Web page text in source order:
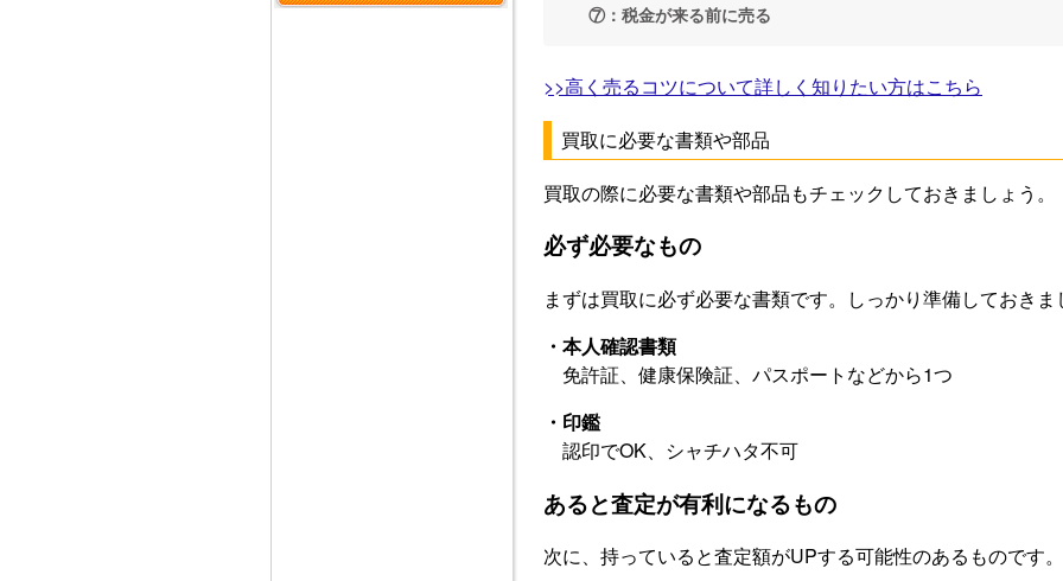
⑦：税金が来る前に売る
>>高く売るコツについて詳しく知りたい方はこちら
買取に必要な書類や部品
買取の際に必要な書類や部品もチェックしておきましょう。
必ず必要なもの
まずは買取に必ず必要な書類です。しっかり準備しておきま
・本人確認書類
免許証、健康保険証、パスポートなどから1つ
・印鑑
認印でOK、シャチハタ不可
あると査定が有利になるもの
次に、持っていると査定額がUPする可能性のあるものです。